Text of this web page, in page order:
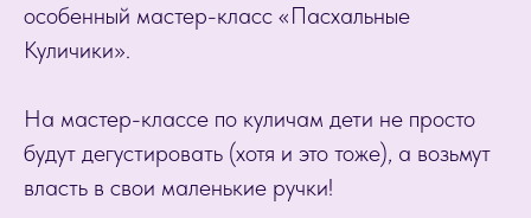
особенный мастер-класс «Пасхальные
Куличики».
На мастер-классе по куличам дети не просто
будут дегустировать (хотя и это тоже), а возьмут
власть в свои маленькие ручки!